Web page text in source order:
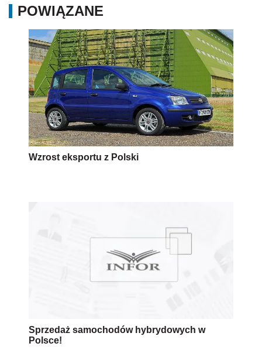
POWIĄZANE
Wzrost eksportu z Polski
Sprzedaż samochodów hybrydowych w
Polsce!